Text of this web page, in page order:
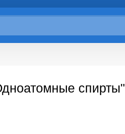
спирты"